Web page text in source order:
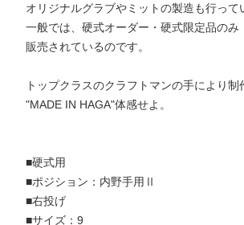
オリジナルグラブやミットの製造も行って
一般では、硬式オーダー・硬式限定品のみ
販売されているのです。
トップクラスのクラフトマンの手により制
"MADE IN HAGA"体感せよ。
■硬式用
■ポジション：内野手用Ⅱ
■右投げ
■サイズ：9